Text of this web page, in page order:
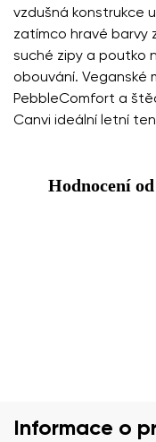
vzdušná konstrukce
zatímco hravé barvy
suché zipy a poutko
obouvání. Veganské
PebbleComfort a
Canvi ideální letní
Hodnocení
Informace o